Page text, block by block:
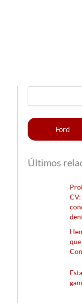
Ford
Últimos